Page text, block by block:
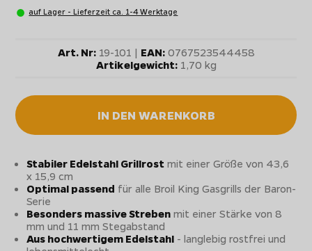
auf Lager - Lieferzeit ca. 1-4 Werktage
Art. Nr:19-101 | EAN:0767523544458
Artikelgewicht:1,70 kg
IN DEN WARENKORB
Stabiler Edelstahl Grillrost mit einer Größe von 43,6
x 15,9 cm
Optimal passend für alle Broil King Gasgrills der Baron-
Serie
Besonders massive Streben mit einer Stärke von 8
mm und 11 mm Stegabstand
Aus hochwertigem Edelstahl - langlebig rostfrei und